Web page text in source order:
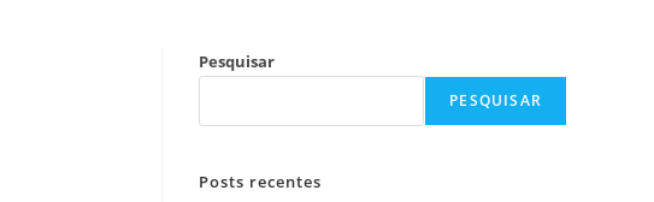
site
Pesquisar
PESQUISAR
Posts recentes